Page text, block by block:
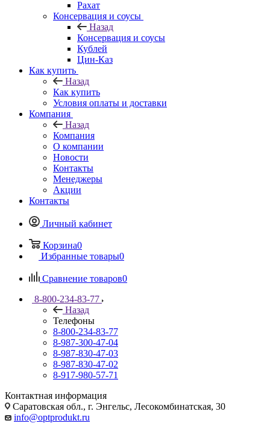
Рахат
Консервация и соусы
Назад
Консервация и соусы
Кублей
Цин-Каз
Как купить
Назад
Как купить
Условия оплаты и доставки
Компания
Назад
Компания
О компании
Новости
Контакты
Менеджеры
Акции
Контакты
Личный кабинет
Корзина0
Избранные товары0
Сравнение товаров0
8-800-234-83-77
Назад
Телефоны
8-800-234-83-77
8-987-300-47-04
8-987-830-47-03
8-987-830-47-02
8-917-980-57-71
Контактная информация
Саратовская обл., г. Энгельс, Лесокомбинатская, 30
info@optprodukt.ru